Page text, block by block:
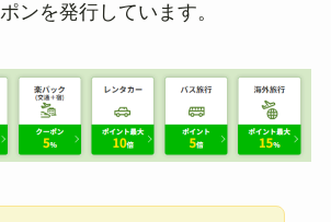
ンを発行しています。